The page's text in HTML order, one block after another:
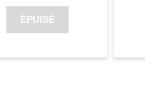
ÉPUISÉ